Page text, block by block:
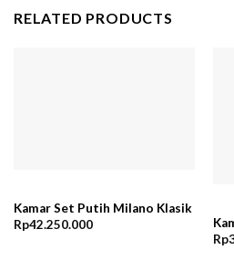
RELATED PRODUCTS
Kamar Set Putih Milano Klasik
Rp42.250.000
Rp